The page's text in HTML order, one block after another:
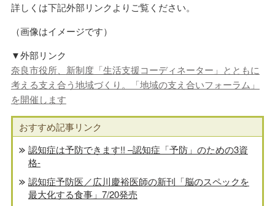
詳しくは下記外部リンクよりご覧ください。
（画像はイメージです）
▼外部リンク
奈良市役所、新制度「生活支援コーディネーター」とともに
考える支え合う地域づくり。「地域の支え合いフォーラム」
を開催します
おすすめ記事リンク
認知症は予防できます!! –認知症「予防」のための3資
格-
認知症予防医／広川慶裕医師の新刊「脳のスペックを
最大化する食事」7/20発売